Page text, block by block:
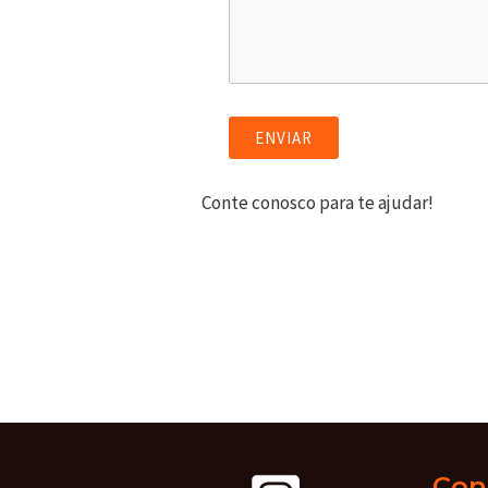
ENVIAR
Conte conosco para te ajudar!